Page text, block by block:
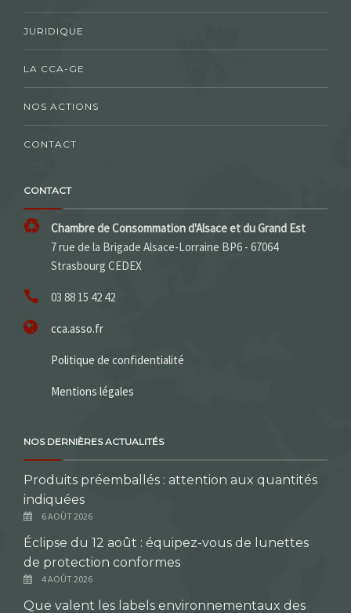
JURIDIQUE
LA CCA-GE
NOS ACTIONS
CONTACT
CONTACT
Chambre de Consommation d'Alsace et du Grand Est
7 rue de la Brigade Alsace-Lorraine BP6 - 67064
Strasbourg CEDEX
03 88 15 42 42
cca.asso.fr
Politique de confidentialité
Mentions légales
NOS DERNIÈRES ACTUALITÉS
Produits préemballés : attention aux quantités
indiquées
6 AOÛT 2026
Éclipse du 12 août : équipez-vous de lunettes
de protection conformes
4 AOÛT 2026
Que valent les labels environnementaux des